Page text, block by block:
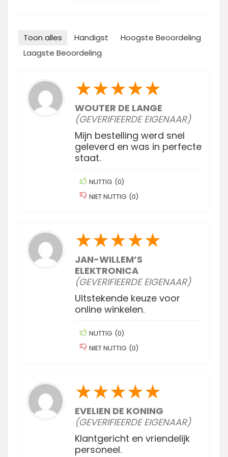
Toon alles Handigst
Hoogste Beoordeling
Laagste Beoordeling
★★★★★
WOUTER DE LANGE
(GEVERIFIEERDE EIGENAAR)
Mijn bestelling werd snel
geleverd en was in perfecte
staat.
NUTTIG (0)
NIET NUTTIG (0)
★★★★★
JAN-WILLEM’S
ELEKTRONICA
(GEVERIFIEERDE EIGENAAR)
Uitstekende keuze voor
online winkelen.
NUTTIG (0)
NIET NUTTIG (0)
★★★★★
EVELIEN DE KONING
(GEVERIFIEERDE EIGENAAR)
Klantgericht en vriendelijk
personeel.